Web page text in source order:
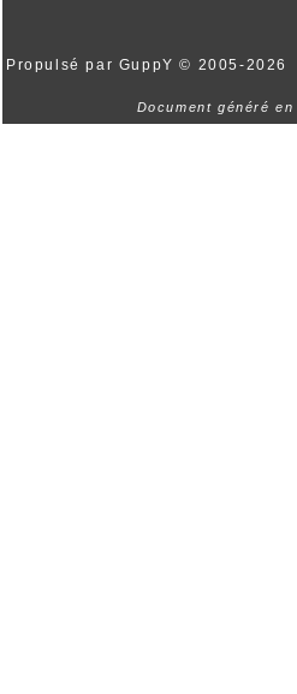
Propulsé par GuppY© 2005-2026
Document généré